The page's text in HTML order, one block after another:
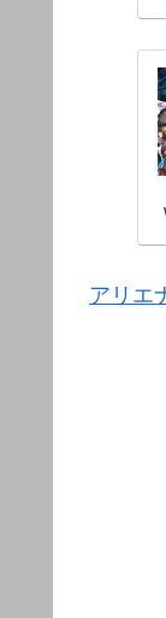
アリエ